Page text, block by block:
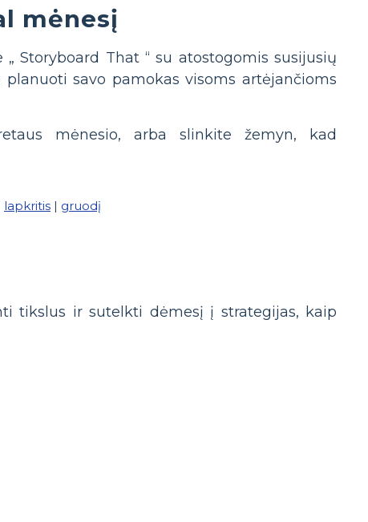
mėnesį
Storyboard That “ su atostogomis susijusių
savo pamokas visoms artėjančioms
mėnesio, arba slinkite žemyn, kad
lapkritis | gruodį
tikslus ir sutelkti dėmesį į strategijas, kaip